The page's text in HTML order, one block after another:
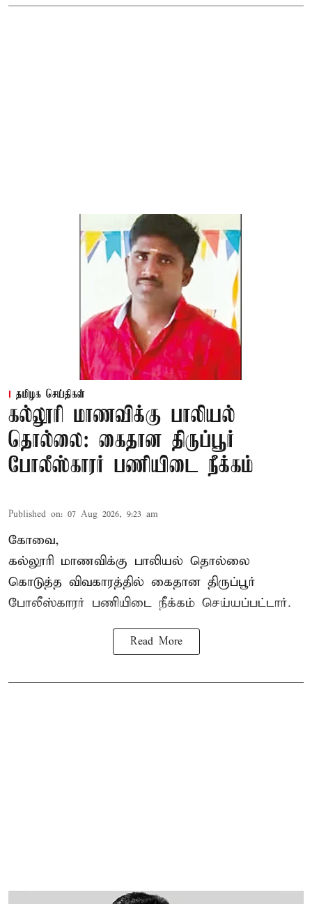
தமிழக செய்திகள்
கல்லூரி மாணவிக்கு பாலியல்
தொல்லை: கைதான திருப்பூர்
போலீஸ்காரர் பணியிடை நீக்கம்
Published on: 07 Aug 2026, 9:23 am
கோவை,
கல்லூரி மாணவிக்கு பாலியல் தொல்லை
கொடுத்த விவகாரத்தில் கைதான திருப்பூர்
போலீஸ்காரர் பணியிடை நீக்கம் செய்யப்பட்டார்.
Read More